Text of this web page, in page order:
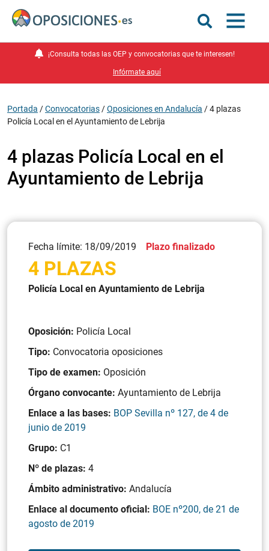
¡Consulta todas las OEP y convocatorias que te interesen!
Infórmate aquí
Portada /Convocatorias /Oposiciones en Andalucía /4 plazas
Policía Local en el Ayuntamiento de Lebrija
4 plazas Policía Local en el
Ayuntamiento de Lebrija
Fecha límite: 18/09/2019 Plazo finalizado
4 PLAZAS
Policía Local en Ayuntamiento de Lebrija
Oposición: Policía Local
Tipo: Convocatoria oposiciones
Tipo de examen: Oposición
Órgano convocante: Ayuntamiento de Lebrija
Enlace a las bases: BOP Sevilla nº 127, de 4 de
junio de 2019
Grupo: C1
Nº de plazas: 4
Ámbito administrativo: Andalucía
Enlace al documento oficial: BOE nº200, de 21 de
agosto de 2019